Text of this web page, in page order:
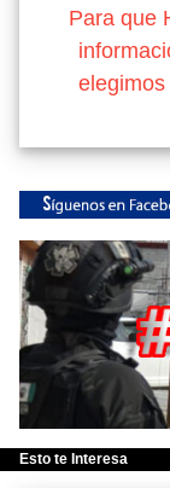
Para que
Esto te Interesa